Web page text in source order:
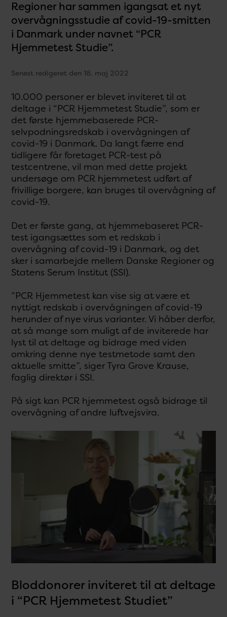
Regioner har sammen igangsat et nyt
overvågningsstudie af covid-19-smitten
i Danmark under navnet “PCR
Hjemmetest Studie”.
Senest redigeret den 18. maj 2022
10.000 personer er blevet inviteret til at
deltage i “PCR Hjemmetest Studie”, som er
det første hjemmebaserede PCR-
selvpodningsredskab i overvågningen af
covid-19 i Danmark. Da langt færre end
tidligere får foretaget PCR-test på
testcentrene, vil man med dette projekt
undersøge om PCR hjemmetest udført af
frivillige borgere, kan bruges til overvågning af
covid-19.
Det er første gang, at hjemmebaseret PCR-
test igangsættes som et redskab i
overvågning af covid-19 i Danmark, og det
sker i samarbejde mellem Danske Regioner og
Statens Serum Institut (SSI).
”PCR Hjemmetest kan vise sig at være et
nyttigt redskab i overvågningen af covid-19
herunder af nye virus varianter. Vi håber derfor,
at så mange som muligt af de inviterede har
lyst til at deltage og bidrage med viden
omkring denne nye testmetode samt den
aktuelle smitte”, siger Tyra Grove Krause,
faglig direktør i SSI.
På sigt kan PCR hjemmetest også bidrage til
overvågning af andre luftvejsvira.
Bloddonorer inviteret til at deltage
i “PCR Hjemmetest Studiet”